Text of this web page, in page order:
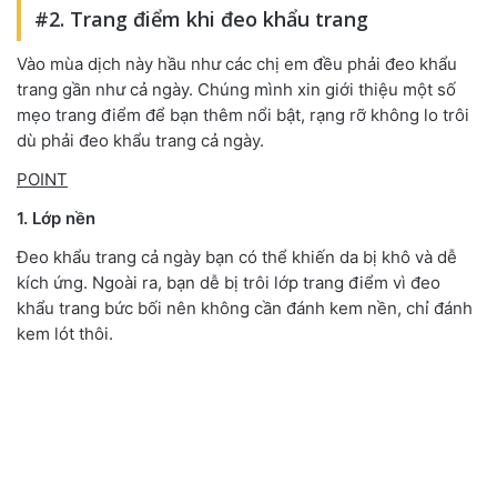
#2. Trang điểm khi đeo khẩu trang
Vào mùa dịch này hầu như các chị em đều phải đeo khẩu
trang gần như cả ngày. Chúng mình xin giới thiệu một số
mẹo trang điểm để bạn thêm nổi bật, rạng rỡ không lo trôi
dù phải đeo khẩu trang cả ngày.
POINT
1. Lớp nền
Đeo khẩu trang cả ngày bạn có thể khiến da bị khô và dễ
kích ứng. Ngoài ra, bạn dễ bị trôi lớp trang điểm vì đeo
khẩu trang bức bối nên không cần đánh kem nền, chỉ đánh
kem lót thôi.